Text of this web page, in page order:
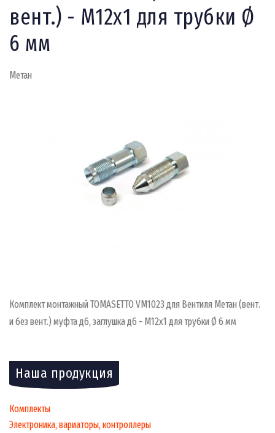
вент.) - М12x1 для трубки Ø
6 мм
Метан
Комплект монтажный TOMASETTO VM1023 для Вентиля Метан (вент.
и без вент.) муфта д6, заглушка д6 - М12x1 для трубки Ø 6 мм
Наша продукция
Комплекты
Электроника, вариаторы, контроллеры